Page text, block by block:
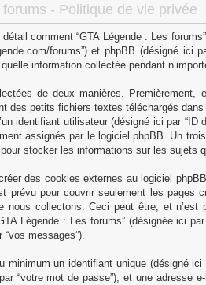
- Politique de vie privée
comment “GTA Légende : Les
forums”) et phpBB (désigné ici
information collectée pendant
de deux manières.
des petits fichiers textes téléchargés
identifiant utilisateur (désigné ici par
assignés par le logiciel phpBB. Un
stocker les informations sur les
des cookies externes au logiciel
prévu pour couvrir seulement les pages
nous collectons. Ceci peut être, et n’est
Légende : Les forums” (désignée ici
messages”).
minimum un identifiant unique (désigné
“votre mot de passe”), et une adresse